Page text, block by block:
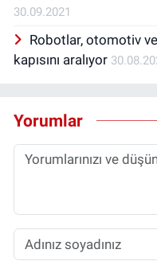
30.09.2021
Robotlar, otomotiv
kapısını aralıyor
Yorumlar